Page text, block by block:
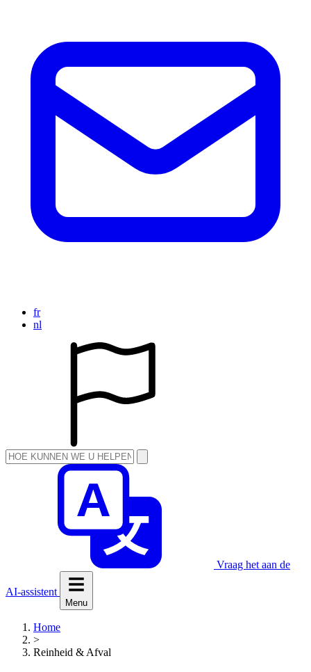
fr
nl
Vraag het aan de
AI-assistent
Menu
Home
>
Reinheid & Afval